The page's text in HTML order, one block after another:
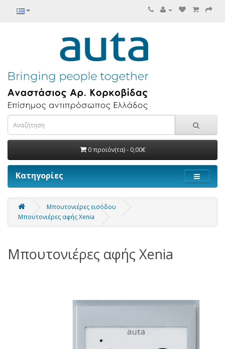
0 προϊόν(τα) - 0,00€
Κατηγορίες
Μπουτονιέρες εισόδου
Μπουτονιέρες αφής Xenia
Μπουτονιέρες αφής Xenia